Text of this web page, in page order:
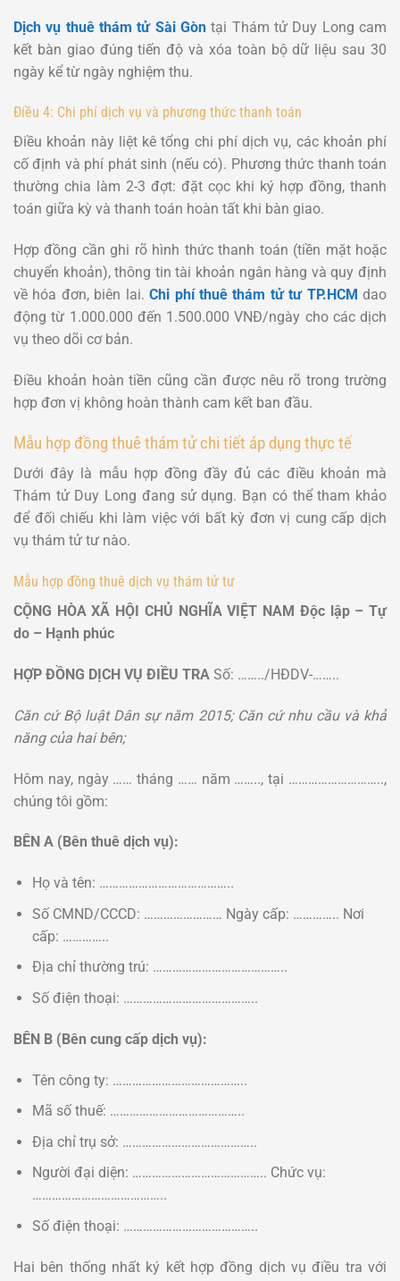
Dịch vụ thuê thám tử Sài Gòn tại Thám tử Duy Long cam
kết bàn giao đúng tiến độ và xóa toàn bộ dữ liệu sau 30
ngày kể từ ngày nghiệm thu.
Điều 4: Chi phí dịch vụ và phương thức thanh toán
Điều khoản này liệt kê tổng chi phí dịch vụ, các khoản phí
cố định và phí phát sinh (nếu có). Phương thức thanh toán
thường chia làm 2-3 đợt: đặt cọc khi ký hợp đồng, thanh
toán giữa kỳ và thanh toán hoàn tất khi bàn giao.
Hợp đồng cần ghi rõ hình thức thanh toán (tiền mặt hoặc
chuyển khoản), thông tin tài khoản ngân hàng và quy định
về hóa đơn, biên lai.Chi phí thuê thám tử tư TP.HCM dao
động từ 1.000.000 đến 1.500.000 VNĐ/ngày cho các dịch
vụ theo dõi cơ bản.
Điều khoản hoàn tiền cũng cần được nêu rõ trong trường
hợp đơn vị không hoàn thành cam kết ban đầu.
Mẫu hợp đồng thuê thám tử chi tiết áp dụng thực tế
Dưới đây là mẫu hợp đồng đầy đủ các điều khoản mà
Thám tử Duy Long đang sử dụng. Bạn có thể tham khảo
để đối chiếu khi làm việc với bất kỳ đơn vị cung cấp dịch
vụ thám tử tư nào.
Mẫu hợp đồng thuê dịch vụ thám tử tư
CỘNG HÒA XÃ HỘI CHỦ NGHĨA VIỆT NAM Độc lập – Tự
do – Hạnh phúc
HỢP ĐỒNG DỊCH VỤ ĐIỀU TRA Số: ……../HĐDV-……..
Căn cứ Bộ luật Dân sự năm 2015; Căn cứ nhu cầu và khả
năng của hai bên;
Hôm nay, ngày …… tháng …… năm …….., tại ………………………..,
chúng tôi gồm:
BÊN A (Bên thuê dịch vụ):
Họ và tên: …………………………………..
Số CMND/CCCD: …………………… Ngày cấp: ………….. Nơi
cấp: …………..
Địa chỉ thường trú: …………………………………..
Số điện thoại: …………………………………..
BÊN B (Bên cung cấp dịch vụ):
Tên công ty: …………………………………..
Mã số thuế: …………………………………..
Địa chỉ trụ sở: …………………………………..
Người đại diện: ………………………………….. Chức vụ:
…………………………………..
Số điện thoại: …………………………………..
Hai bên thống nhất ký kết hợp đồng dịch vụ điều tra với